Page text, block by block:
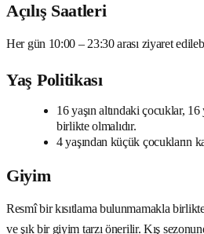
Açılış Saatleri
Her gün 10:00 – 23:30 arası ziyaret
Yaş Politikası
16 yaşın altındaki çocuklar,
birlikte olmalıdır.
4 yaşından küçük çocukların
Giyim
Resmî bir kısıtlama bulunmamakla
ve şık bir giyim tarzı önerilir. Kış